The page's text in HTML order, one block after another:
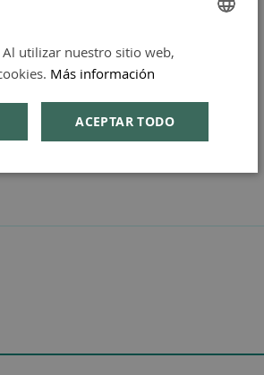
utilizar nuestro sitio web,
Más información
ACEPTAR TODO